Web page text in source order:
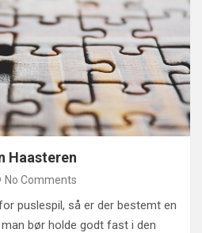
Haasteren
No Comments
puslespil, så er der bestemt en
bør holde godt fast i den